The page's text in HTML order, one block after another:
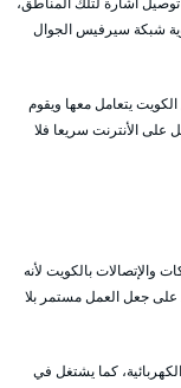
شبكة سيرفيس الجوال
يتعامل معها ويقوم
على الأنترنت سريعا فلا
بالكويت لأنه
على جعل العمل مستمر بلا
كما يشتغل في